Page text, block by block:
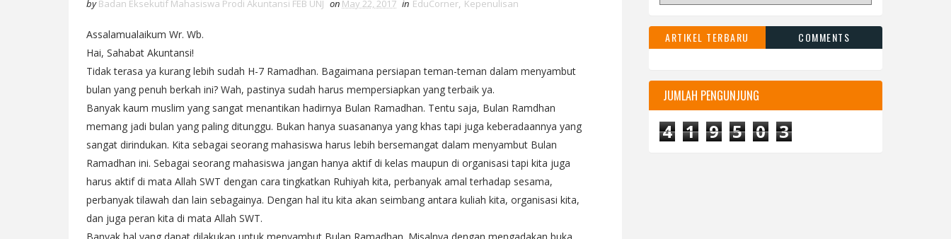
by Badan Eksekutif Mahasiswa Prodi Akuntansi FEB UNJ on May 22, 2017 in EduCorner, Kepenulisan
Assalamualaikum Wr. Wb.
Hai, Sahabat Akuntansi!
Tidak terasa ya kurang lebih sudah H-7 Ramadhan. Bagaimana persiapan teman-teman dalam menyambut
bulan yang penuh berkah ini? Wah, pastinya sudah harus mempersiapkan yang terbaik ya.
Banyak kaum muslim yang sangat menantikan hadirnya Bulan Ramadhan. Tentu saja, Bulan Ramdhan
memang jadi bulan yang paling ditunggu. Bukan hanya suasananya yang khas tapi juga keberadaannya yang
sangat dirindukan. Kita sebagai seorang mahasiswa harus lebih bersemangat dalam menyambut Bulan
Ramadhan ini. Sebagai seorang mahasiswa jangan hanya aktif di kelas maupun di organisasi tapi kita juga
harus aktif di mata Allah SWT dengan cara tingkatkan Ruhiyah kita, perbanyak amal terhadap sesama,
perbanyak tilawah dan lain sebagainya. Dengan hal itu kita akan seimbang antara kuliah kita, organisasi kita,
dan juga peran kita di mata Allah SWT.
ARTIKEL TERBARU COMMENTS
JUMLAH PENGUNJUNG
4 1 9 5 0 3